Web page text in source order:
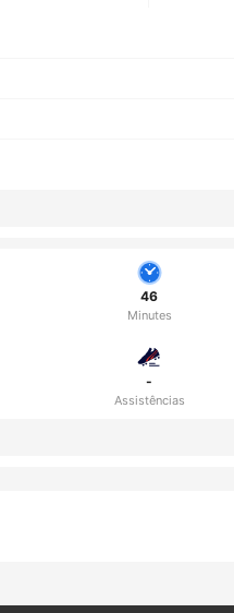
46
Minutes
-
Assistências